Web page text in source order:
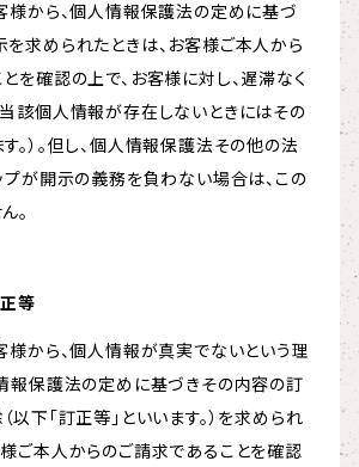
様から、個人情報保護法の定めに基づ
求められたときは、お客様ご本人から
を確認の上で、お客様に対し、遅滞なく
該個人情報が存在しないときにはその
。）。但し、個人情報保護法その他の法
プが開示の義務を負わない場合は、この
。
等
様から、個人情報が真実でないという理
報保護法の定めに基づきその内容の訂
以下「訂正等」といいます。）を求められ
ご本人からのご請求であることを確認